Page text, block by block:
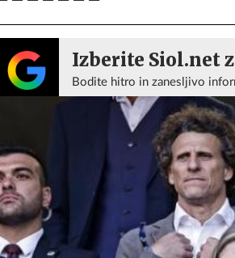
Izberite Siol.net
Bodite hitro in zanesljivo